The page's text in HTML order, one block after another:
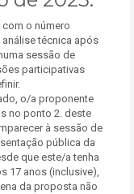
o número
técnica após
sessão de
participativas
o/a proponente
no ponto 2. deste
à sessão de
pública da
que este/a tenha
17 anos (inclusive),
da proposta não